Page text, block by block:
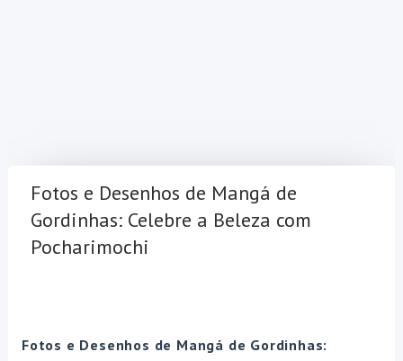
Fotos e Desenhos de Mangá de
Gordinhas: Celebre a Beleza com
Pocharimochi
Fotos e Desenhos de Mangá de Gordinhas: